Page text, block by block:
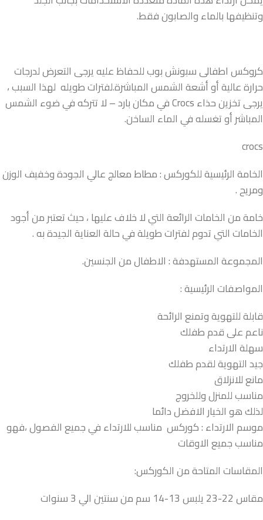
وتنظيفها بالماء والصابون فقط.
كروكس اطفالى سبونش بوب للحفاظ عليه يرجى التعرض لدرجات
حرارة عالية أو أشعة الشمس المباشرة.لفترات طويله لهذا السبب ،
يرجى تخزين حذاء Crocs في مكان بارد – لا تتركه في ضوء الشمس
المباشر أو تغسله في الماء الساخن.
crocs
الخامة الرئيسية للكوركس : مطاط معالج عالي الجودة وخفيف الوزن
ومريح .
خامة من الخامات الرائعة التي لا خلاف عليها ، حيث تعتبر من أجود
الخامات التي تدوم لفترات طويلة في حالة العناية الجيدة به .
المجموعة المستهدفة : الاطفال من الجنسين.
المواصفات الرئيسية :
قابلة للتهوية وتمنع الرائحة
ناعم على قدم طفلك
سهلة الارتداء
جيد التهوية لقدم طفلك
مانع للانزلاق
مناسب للمنزل وللخروج
لذلك هو الخيار الافضل دائما
موسم الارتداء : كوركس مناسب للارتداء في جميع الفصول ،فهو
مناسب جميع الاوقات
المقاسات المتاحة من الكوركس:
مقاس 22-23 يلبس 13-14 سم من سنتين الي 3 سنوات